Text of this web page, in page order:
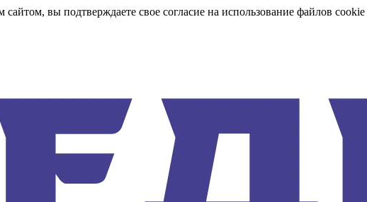
вы подтверждаете свое согласие на использование файлов